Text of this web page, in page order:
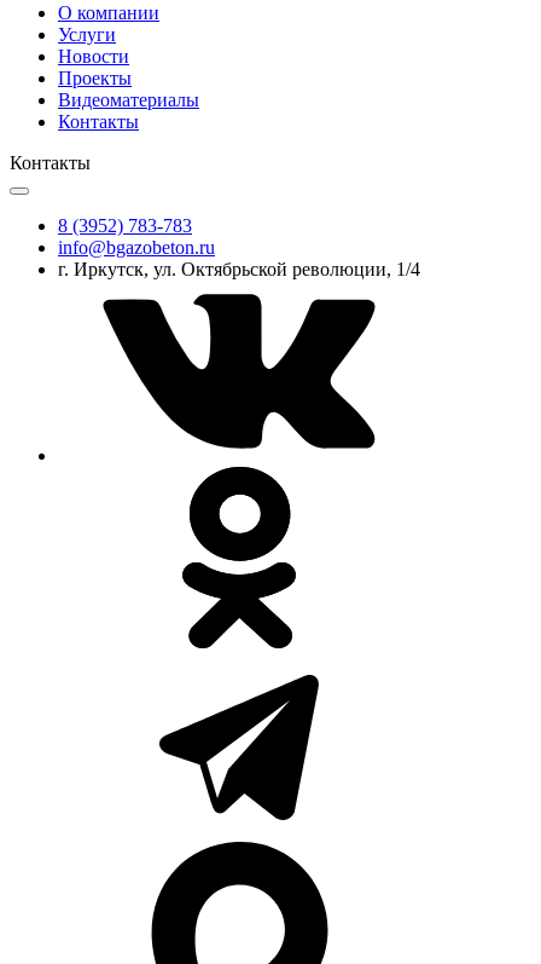
О компании
Услуги
Новости
Проекты
Видеоматериалы
Контакты
Контакты
8 (3952) 783-783
info@bgazobeton.ru
г. Иркутск, ул. Октябрьской революции, 1/4